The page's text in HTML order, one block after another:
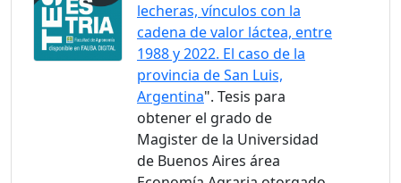
lecheras, vínculos con la
cadena de valor láctea, entre
1988 y 2022. El caso de la
provincia de San Luis,
Argentina". Tesis para
obtener el grado de
Magister de la Universidad
de Buenos Aires área